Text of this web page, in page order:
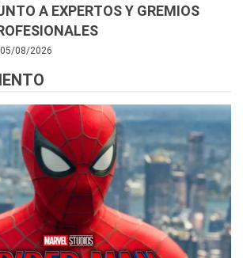
A EXPERTOS Y GREMIOS
05/08/2026